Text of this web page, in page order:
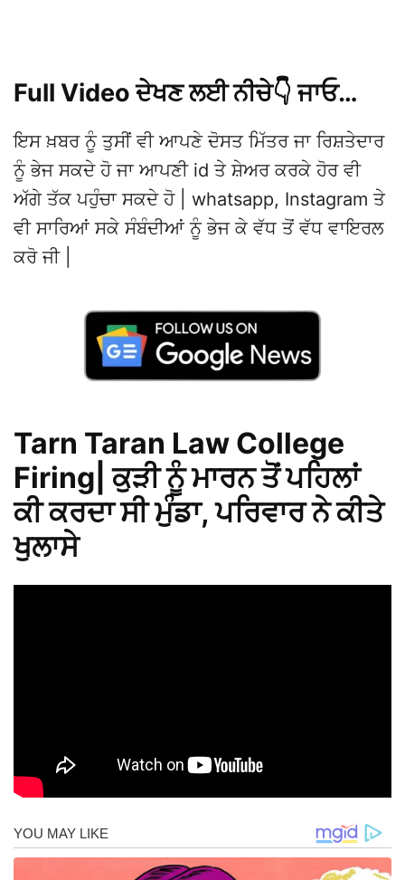
Full Video ਦੇਖਣ ਲਈ ਨੀਚੇ👇 ਜਾਓ…
ਇਸ ਖ਼ਬਰ ਨੂੰ ਤੁਸੀਂ ਵੀ ਆਪਣੇ ਦੋਸਤ ਮਿੱਤਰ ਜਾ ਰਿਸ਼ਤੇਦਾਰ
ਨੂੰ ਭੇਜ ਸਕਦੇ ਹੋ ਜਾ ਆਪਣੀ id ਤੇ ਸ਼ੇਅਰ ਕਰਕੇ ਹੋਰ ਵੀ
ਅੱਗੇ ਤੱਕ ਪਹੁੰਚਾ ਸਕਦੇ ਹੋ | whatsapp, Instagram ਤੇ
ਵੀ ਸਾਰਿਆਂ ਸਕੇ ਸੰਬੰਦੀਆਂ ਨੂੰ ਭੇਜ ਕੇ ਵੱਧ ਤੋਂ ਵੱਧ ਵਾਇਰਲ
ਕਰੋ ਜੀ |
Tarn Taran Law College
Firing| ਕੁੜੀ ਨੂੰ ਮਾਰਨ ਤੋਂ ਪਹਿਲਾਂ
ਕੀ ਕਰਦਾ ਸੀ ਮੁੰਡਾ, ਪਰਿਵਾਰ ਨੇ ਕੀਤੇ
ਖੁਲਾਸੇ